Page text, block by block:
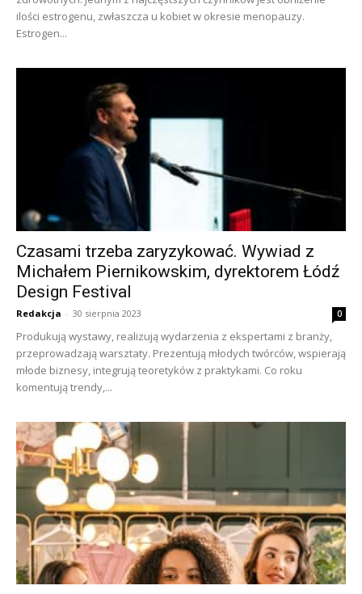
ilości estrogenu, zwłaszcza u kobiet w okresie menopauzy.
Estrogen...
Czasami trzeba zaryzykować. Wywiad z
Michałem Piernikowskim, dyrektorem Łódź
Design Festival
Redakcja - 30 sierpnia 2023 0
Produkują wystawy, realizują wydarzenia z ekspertami z branży,
przeprowadzają warsztaty. Prezentują młodych twórców, wspierają
młode biznesy, integrują teoretyków z praktykami. Co roku
komentują trendy,...